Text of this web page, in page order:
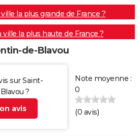
la plus grande de France ?
ville la plus haute de France ?
de-Blavou
sur Saint-
?
avis
Note moyenne :
0
(0 avis)